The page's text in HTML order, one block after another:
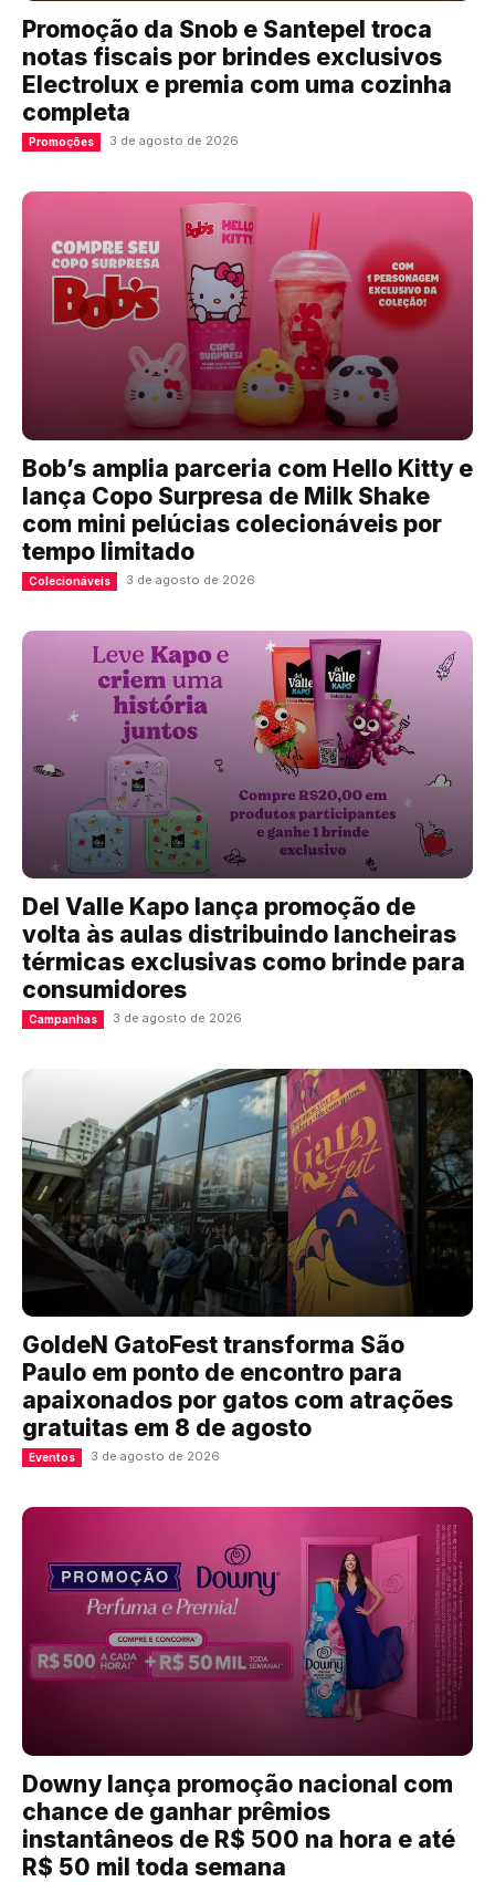
Promoção da Snob e Santepel troca
notas fiscais por brindes exclusivos
Electrolux e premia com uma cozinha
completa
Promoções 3 de agosto de 2026
Bob’s amplia parceria com Hello Kitty e
lança Copo Surpresa de Milk Shake
com mini pelúcias colecionáveis por
tempo limitado
Colecionáveis 3 de agosto de 2026
Del Valle Kapo lança promoção de
volta às aulas distribuindo lancheiras
térmicas exclusivas como brinde para
consumidores
Campanhas 3 de agosto de 2026
GoldeN GatoFest transforma São
Paulo em ponto de encontro para
apaixonados por gatos com atrações
gratuitas em 8 de agosto
Eventos 3 de agosto de 2026
Downy lança promoção nacional com
chance de ganhar prêmios
instantâneos de R$ 500 na hora e até
R$ 50 mil toda semana